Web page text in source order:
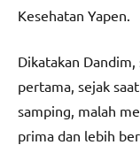
Kesehatan Yapen.
Dikatakan
pertama, sejak
samping, malah
prima dan lebih